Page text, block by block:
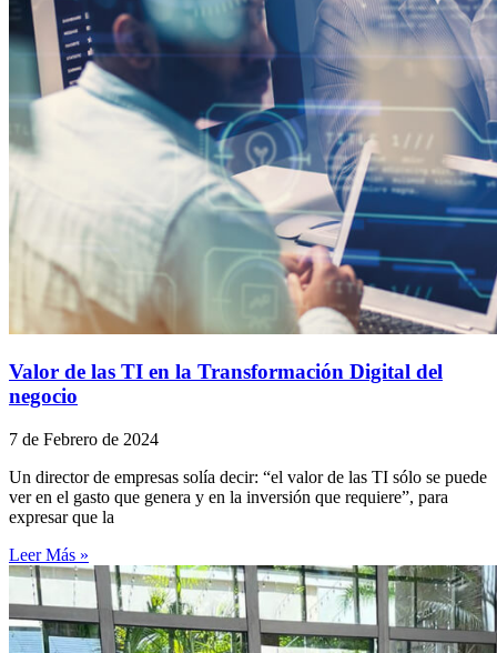
Valor de las TI en la Transformación Digital del
negocio
7 de Febrero de 2024
Un director de empresas solía decir: “el valor de las TI sólo se puede
ver en el gasto que genera y en la inversión que requiere”, para
expresar que la
Leer Más »